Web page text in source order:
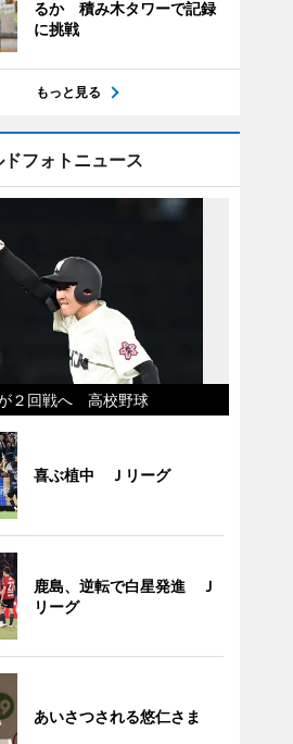
るか 積み木タワーで記録
に挑戦
もっと見る
ドフォトニュース
２回戦へ 高校野球
喜ぶ植中 Ｊリーグ
鹿島、逆転で白星発進 Ｊ
リーグ
あいさつされる悠仁さま